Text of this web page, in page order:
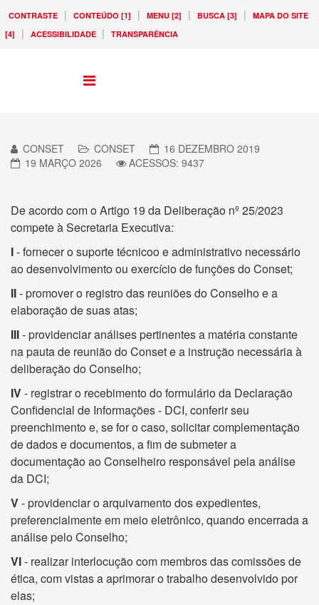
CONTRASTE | CONTEÚDO [1] | MENU [2] | BUSCA [3] |
MAPA DO SITE
[4]
| ACESSIBILIDADE | TRANSPARÊNCIA
CONSET CONSET
16 DEZEMBRO 2019
19 MARÇO 2026
ACESSOS: 9437
De acordo com o Artigo 19 da Deliberação nº 25/2023
compete à Secretaria Executiva:
I- fornecer o suporte técnicoo e administrativo necessário
ao desenvolvimento ou exercício de funções do Conset;
II- promover o registro das reuniões do Conselho e a
elaboração de suas atas;
III- providenciar análises pertinentes a matéria constante
na pauta de reunião do Conset e a instrução necessária à
deliberação do Conselho;
IV- registrar o recebimento do formulário da Declaração
Confidencial de Informações - DCI, conferir seu
preenchimento e, se for o caso, solicitar complementação
de dados e documentos, a fim de submeter a
documentação ao Conselheiro responsável pela análise
da DCI;
V- providenciar o arquivamento dos expedientes,
preferencialmente em meio eletrônico, quando encerrada a
análise pelo Conselho;
VI- realizar interlocução com membros das comissões de
ética, com vistas a aprimorar o trabalho desenvolvido por
elas;